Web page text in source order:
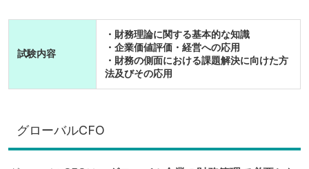
試験内容
・財務理論に関する基本的な知識
・企業価値評価・経営への応用
・財務の側面における課題解決に向けた方
法及びその応用
グローバルCFO